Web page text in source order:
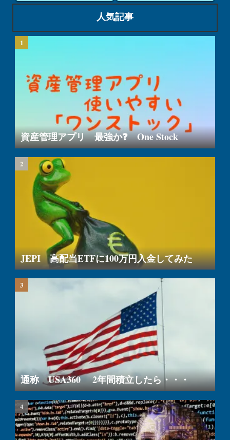
人気記事
資産管理アプリ 最強か❓ One Stock
JEPI 高配当ETFに100万円入金してみた
通称 USA360 2年間積立したら・・・